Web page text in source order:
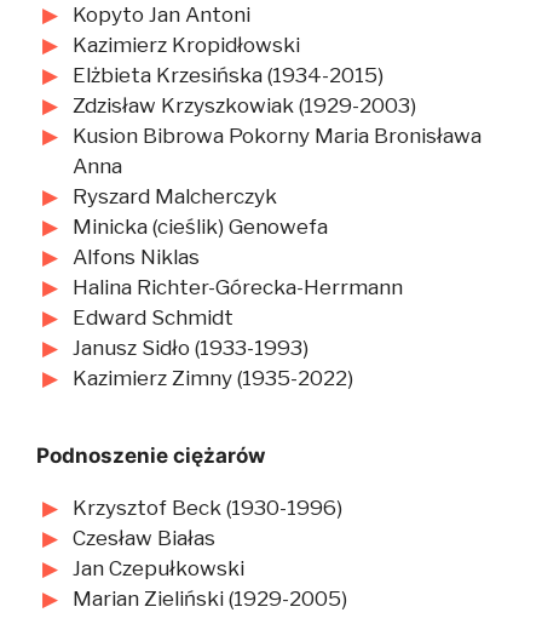
Kopyto Jan Antoni
Kazimierz Kropidłowski
Elżbieta Krzesińska (1934-2015)
Zdzisław Krzyszkowiak (1929-2003)
Kusion Bibrowa Pokorny Maria Bronisława
Anna
Ryszard Malcherczyk
Minicka (cieślik) Genowefa
Alfons Niklas
Halina Richter-Górecka-Herrmann
Edward Schmidt
Janusz Sidło (1933-1993)
Kazimierz Zimny (1935-2022)
Podnoszenie ciężarów
Krzysztof Beck (1930-1996)
Czesław Białas
Jan Czepułkowski
Marian Zieliński (1929-2005)